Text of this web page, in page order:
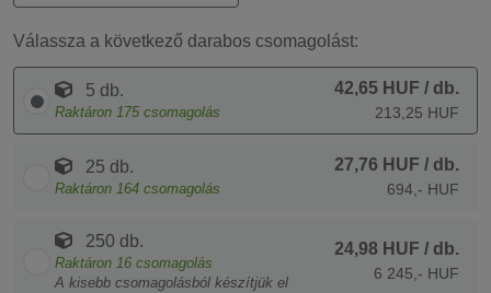
Válassza a következő darabos csomagolást:
5 db.
Raktáron 175 csomagolás
42,65 HUF / db.
213,25 HUF
25 db.
Raktáron 164 csomagolás
27,76 HUF / db.
694,- HUF
250 db.
Raktáron 16 csomagolás
A kisebb csomagolásból készítjük el
24,98 HUF / db.
6 245,- HUF